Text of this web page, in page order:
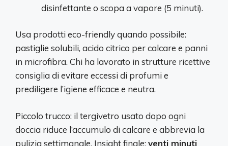
disinfettante o scopa a vapore (5 minuti).
Usa prodotti eco-friendly quando possibile:
pastiglie solubili, acido citrico per calcare e panni
in microfibra. Chi ha lavorato in strutture ricettive
consiglia di evitare eccessi di profumi e
prediligere l’igiene efficace e neutra.
Piccolo trucco: il tergivetro usato dopo ogni
doccia riduce l’accumulo di calcare e abbrevia la
pulizia settimanale. Insight finale:venti minuti